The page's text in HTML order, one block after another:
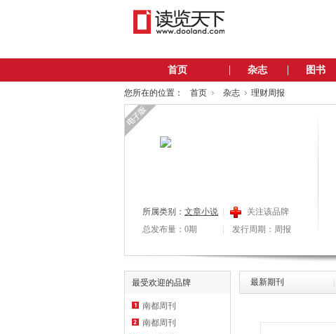
首页 杂志 图书
您所在的位置： 首页 杂志 理财周报
所属类别： 文章小说
关注该品牌
总发布量：0期
发行周期：周报
最受欢迎的品牌
南都周刊
南都周刊
最新期刊